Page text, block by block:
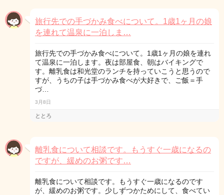
旅行先での手づかみ食べについて。1歳1ヶ月の娘
を連れて温泉に一泊しま…
旅行先での手づかみ食べについて。1歳1ヶ月の娘を連れ
て温泉に一泊します。夜は部屋食、朝はバイキングで
す。離乳食は和光堂のランチを持っていこうと思うので
すが、うちの子は手づかみ食べが大好きで、ご飯＝手
づ…
3月8日
ととろ
離乳食について相談です。もうすぐ一歳になるの
ですが、緩めのお粥です…
離乳食について相談です。もうすぐ一歳になるのです
が、緩めのお粥です。少しずつかためにして、食べてい